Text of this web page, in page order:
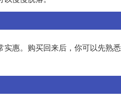
惠。购买回来后，你可以先熟悉